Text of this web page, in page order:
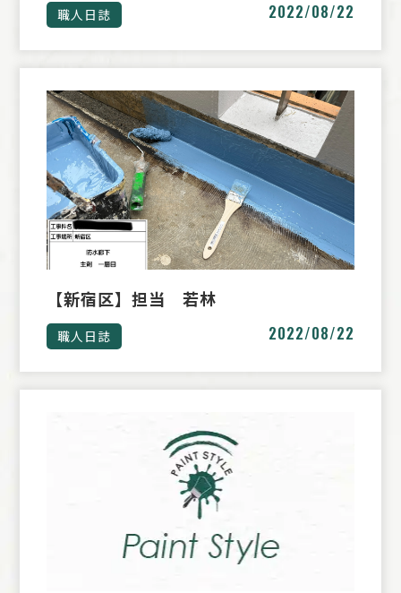
職人日誌 2022/08/22
【新宿区】担当 若林
職人日誌 2022/08/22